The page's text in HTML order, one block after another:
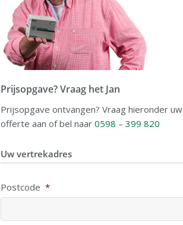
Prijsopgave? Vraag het Jan
Prijsopgave ontvangen? Vraag hieronder uw
offerte aan of bel naar 0598 – 399 820
Uw vertrekadres
Postcode *